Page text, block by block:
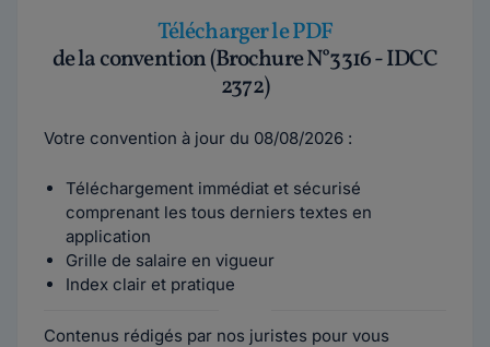
Télécharger le PDF
de la convention (Brochure N°3316 - IDCC
2372)
Votre convention à jour du 08/08/2026 :
Téléchargement immédiat et sécurisé
comprenant les tous derniers textes en
application
Grille de salaire en vigueur
Index clair et pratique
Contenus rédigés par nos juristes pour vous